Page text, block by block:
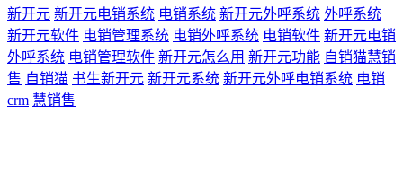
新开元 新开元电销系统 电销系统 新开元外呼系统 外呼系统
新开元软件 电销管理系统 电销外呼系统 电销软件 新开元电销
外呼系统 电销管理软件 新开元怎么用 新开元功能 自销猫慧销
售 自销猫 书生新开元 新开元系统 新开元外呼电销系统 电销
crm 慧销售